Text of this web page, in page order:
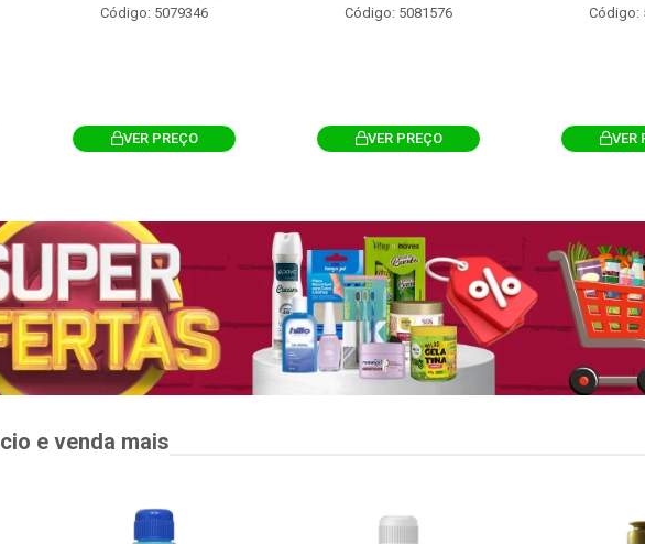
Código: 5079346
VER PREÇO
Código: 5081576
VER PREÇO
Código:
VER
e venda mais